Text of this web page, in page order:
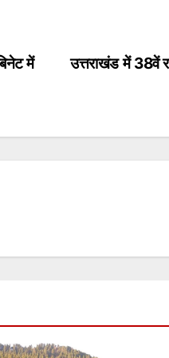
उत्तराखंड में 38वें
में